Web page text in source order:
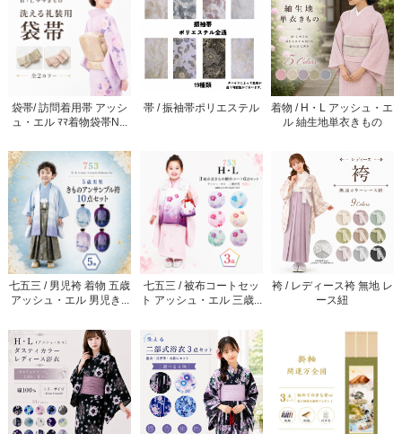
袋帯/ 訪問着用帯 アッシ
ュ・エル ﾏﾏ着物袋帯N...
帯 / 振袖帯ポリエステル
着物 / H・L アッシュ・エ
ル 紬生地単衣きもの
七五三 / 男児袴 着物 五歳
アッシュ・エル 男児き...
七五三 / 被布コートセッ
ト アッシュ・エル 三歳...
袴 / レディース袴 無地 レ
ース紐